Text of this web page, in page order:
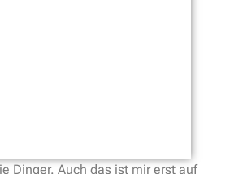
Dinger. Auch das ist mir erst auf